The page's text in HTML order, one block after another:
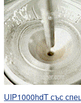
UIP1000hdT със